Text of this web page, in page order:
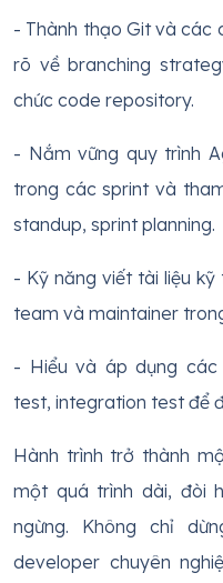
- Thành thạo Git và các
rõ về branching
chức code repository.
- Nắm vững quy trình
trong các sprint và
standup, sprint planning.
- Kỹ năng viết tài liệu
team và maintainer
- Hiểu và áp dụng các
test, integration test để
Hành trình trở thành
một quá trình dài, đòi
ngừng. Không chỉ
developer chuyên